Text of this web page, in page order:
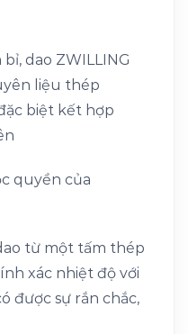
dao ZWILLING
liệu thép
biệt kết hợp
quyền của
từ một tấm thép
xác nhiệt độ với
được sự rắn chắc,